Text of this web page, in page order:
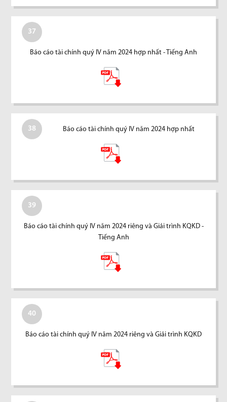
37
Báo cáo tài chính quý IV năm 2024 hợp nhất - Tiếng Anh
38 Báo cáo tài chính quý IV năm 2024 hợp nhất
39
Báo cáo tài chính quý IV năm 2024 riêng và Giải trình KQKD -
Tiếng Anh
40
Báo cáo tài chính quý IV năm 2024 riêng và Giải trình KQKD